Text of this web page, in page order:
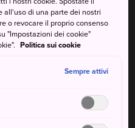
è il luogo di nascita di
acclamata a
di qualsiasi altra artista
una delle collezioni più
all'uso di una parte dei nostri
o revocare il proprio consenso
"Impostazioni dei cookie"
Politica sui cookie
Sempre attivi